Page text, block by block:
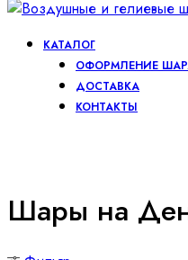
КАТАЛОГ
ОФОРМЛЕНИЕ
ДОСТАВКА
КОНТАКТЫ
Шары на